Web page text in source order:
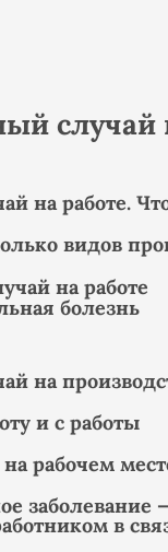
случай
на работе.
видов
на работе
болезнь
на
и с работы
рабочем
заболевание
в